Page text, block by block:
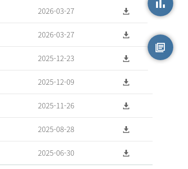
2026-03-27
2026-03-27
2025-12-23
2025-12-09
2025-11-26
2025-08-28
2025-06-30